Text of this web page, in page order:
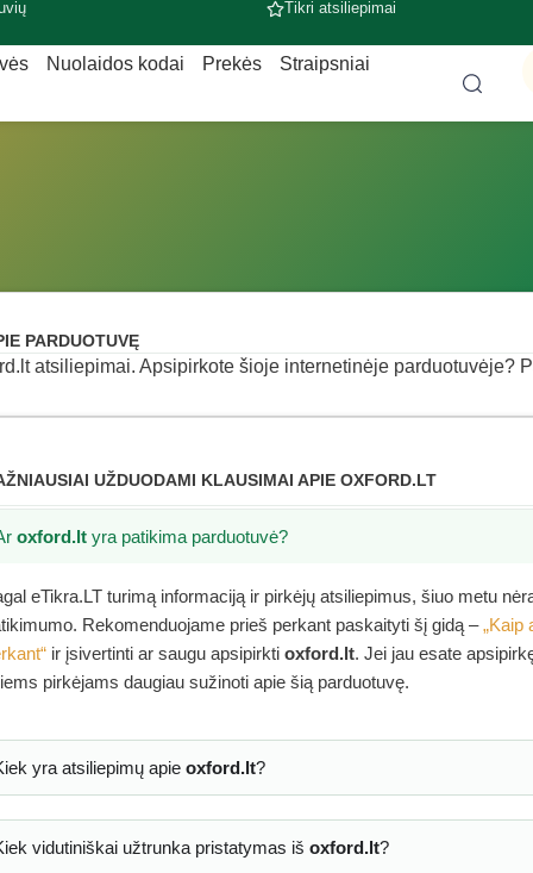
Tikri atsiliepimai
Nuolaidos kodai Prekės Straipsniai
PARDUOTUVĘ
atsiliepimai. Apsipirkote šioje internetinėje parduotuvėje?
UŽDUODAMI KLAUSIMAI APIE OXFORD.LT
oxford.lt yra patikima parduotuvė?
eTikra.LT turimą informaciją ir pirkėjų atsiliepimus, šiuo metu
Rekomenduojame prieš perkant paskaityti šį gidą –„Kaip
ir įsivertinti ar saugu apsipirkti oxford.lt. Jei jau esate
pirkėjams daugiau sužinoti apie šią parduotuvę.
yra atsiliepimų apie oxford.lt?
vidutiniškai užtrunka pristatymas iš oxford.lt?